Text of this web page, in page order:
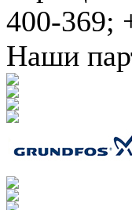
400-369;
Наши